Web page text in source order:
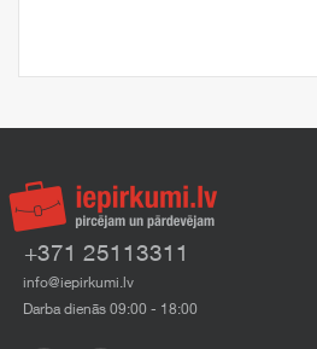
+371 25113311
info@iepirkumi.lv
Darba dienās 09:00 - 18:00